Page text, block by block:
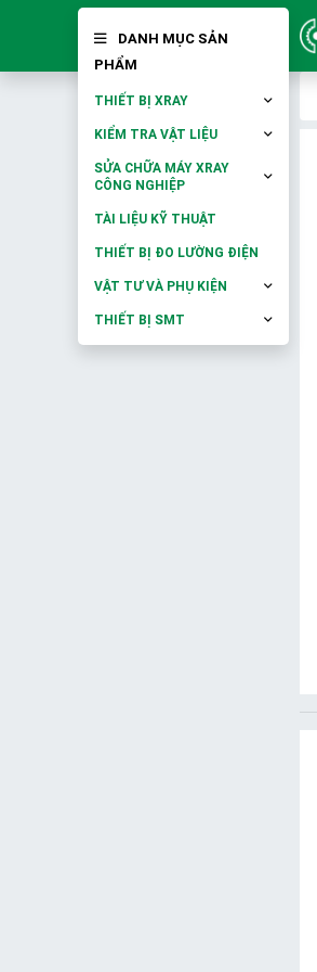
DANH MỤC SẢN
PHẨM
THIẾT BỊ XRAY
KIỂM TRA VẬT LIỆU
SỬA CHỮA MÁY XRAY
CÔNG NGHIỆP
TÀI LIỆU KỸ THUẬT
THIẾT BỊ ĐO LƯỜNG ĐIỆN
VẬT TƯ VÀ PHỤ KIỆN
THIẾT BỊ SMT